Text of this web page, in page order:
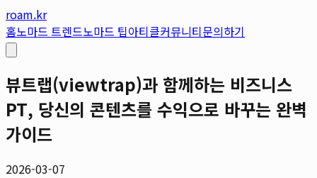
roam.kr
홈노마드 트렌드노마드 팁아티클커뮤니티문의하기
뷰트랩(viewtrap)과 함께하는 비즈니스
PT, 당신의 콘텐츠를 수익으로 바꾸는 완벽
가이드
2026-03-07